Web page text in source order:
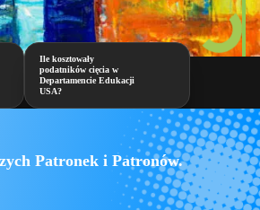
Ile kosztowały
podatników cięcia w
Departamencie Edukacji
USA?
Patronek i Patronów.